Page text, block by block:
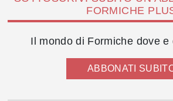
FORMICHE
Il mondo di Formiche dove e
ABBONATI